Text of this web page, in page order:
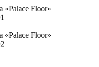
Floor»
Floor»